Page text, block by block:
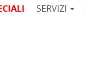
SERVIZI